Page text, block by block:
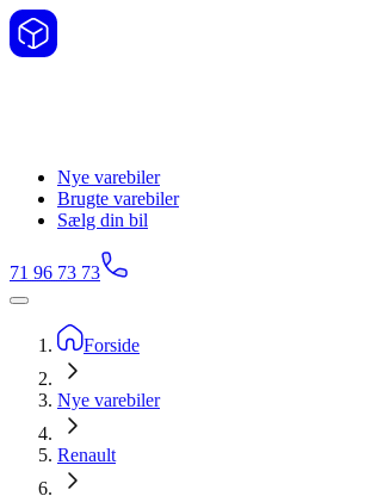
Nye varebiler
Brugte varebiler
Sælg din bil
71 96 73 73
Forside
Nye varebiler
Renault